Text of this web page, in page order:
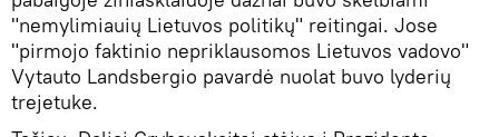
"nemylimiauių Lietuvos politikų" reitingai. Jose
"pirmojo faktinio nepriklausomos Lietuvos vadovo"
Vytauto Landsbergio pavardė nuolat buvo lyderių
trejetuke.